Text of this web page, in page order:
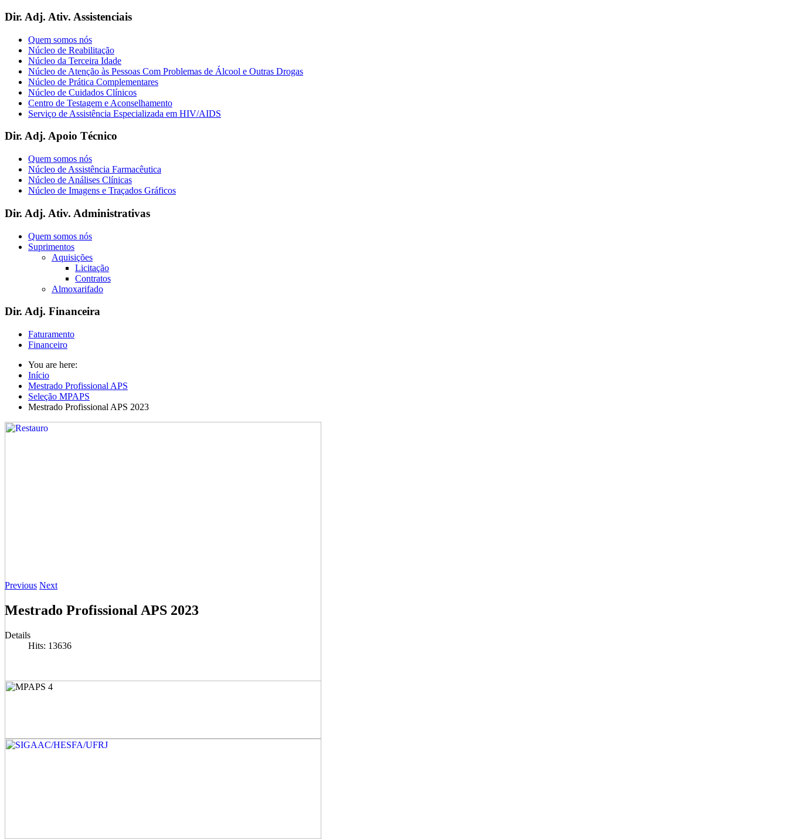
Dir. Adj. Ativ. Assistenciais
Quem somos nós
Núcleo de Reabilitação
Núcleo da Terceira Idade
Núcleo de Atenção às Pessoas Com Problemas de Álcool e Outras Drogas
Núcleo de Prática Complementares
Núcleo de Cuidados Clínicos
Centro de Testagem e Aconselhamento
Serviço de Assistência Especializada em HIV/AIDS
Dir. Adj. Apoio Técnico
Quem somos nós
Núcleo de Assistência Farmacêutica
Núcleo de Análises Clínicas
Núcleo de Imagens e Traçados Gráficos
Dir. Adj. Ativ. Administrativas
Quem somos nós
Suprimentos
Aquisições
Licitação
Contratos
Almoxarifado
Dir. Adj. Financeira
Faturamento
Financeiro
You are here:
Início
Mestrado Profissional APS
Seleção MPAPS
Mestrado Profissional APS 2023
Previous Next
Mestrado Profissional APS 2023
Details
Hits: 13636